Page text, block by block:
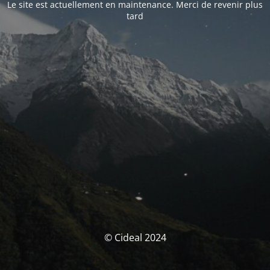
Le site est actuellement en maintenance. Merci de revenir plus
tard
© Cideal 2024